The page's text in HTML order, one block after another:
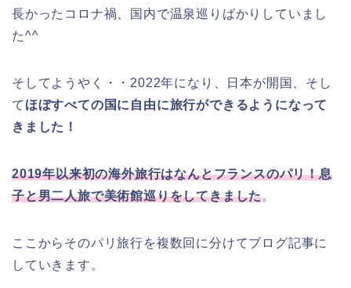
長かったコロナ禍、国内で温泉巡りばかりしていまし
た^^
そしてようやく・・2022年になり、日本が開国、そし
て ほぼすべての国に自由に旅行ができるようになって
きました！
2019年以来初の海外旅行はなんとフランスのパリ！息
子と男二人旅で美術館巡りをしてきました。
ここからそのパリ旅行を複数回に分けてブログ記事に
していきます。